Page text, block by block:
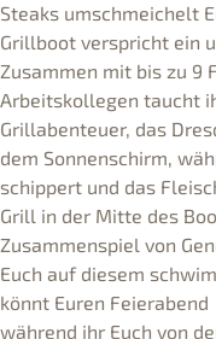
Steaks umschmeichelt
Grillboot verspricht ein
Zusammen mit bis zu 9
Arbeitskollegen taucht
Grillabenteuer, das
dem Sonnenschirm,
schippert und das
Grill in der Mitte des
Zusammenspiel von
Euch auf diesem
könnt Euren
während ihr Euch von